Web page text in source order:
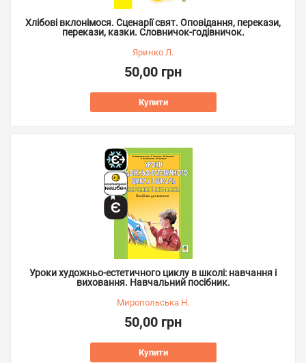
Хлібові вклонімося. Сценарії свят. Оповідання, перекази,
перекази, казки. Словничок-годівничок.
Яринко Л.
50,00 грн
Купити
Уроки художньо-естетичного циклу в школі: навчання і
виховання. Навчальний посібник.
Миропольська Н.
50,00 грн
Купити